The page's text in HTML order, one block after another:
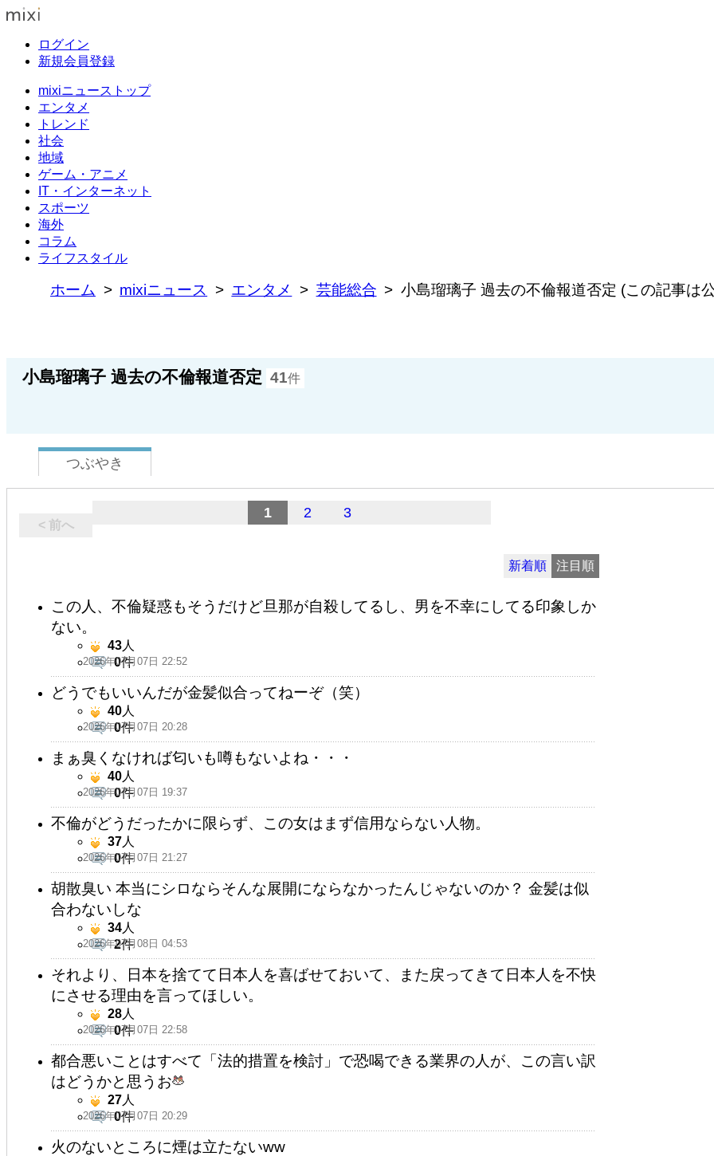
ログイン
新規会員登録
mixiニューストップ
エンタメ
トレンド
社会
地域
ゲーム・アニメ
IT・インターネット
スポーツ
海外
コラム
ライフスタイル
ホーム mixiニュース エンタメ 芸能総合 小島瑠璃子 過去の不倫報道否定 (この記事は
小島瑠璃子 過去の不倫報道否定 41件
つぶやき
< 前へ
1 2 3
新着順 注目順
この人、不倫疑惑もそうだけど旦那が自殺してるし、男を不幸にしてる印象しか
ない。
2026年07月07日 22:52
43人
0件
どうでもいいんだが金髪似合ってねーぞ（笑）
2026年07月07日 20:28
40人
0件
まぁ臭くなければ匂いも噂もないよね・・・
2026年07月07日 19:37
40人
0件
不倫がどうだったかに限らず、この女はまず信用ならない人物。
2026年07月07日 21:27
37人
0件
胡散臭い 本当にシロならそんな展開にならなかったんじゃないのか？ 金髪は似
合わないしな
2026年07月08日 04:53
34人
2件
それより、日本を捨てて日本人を喜ばせておいて、また戻ってきて日本人を不快
にさせる理由を言ってほしい。
2026年07月07日 22:58
28人
0件
都合悪いことはすべて「法的措置を検討」で恐喝できる業界の人が、この言い訳
はどうかと思うお
2026年07月07日 20:29
27人
0件
火のないところに煙は立たないww